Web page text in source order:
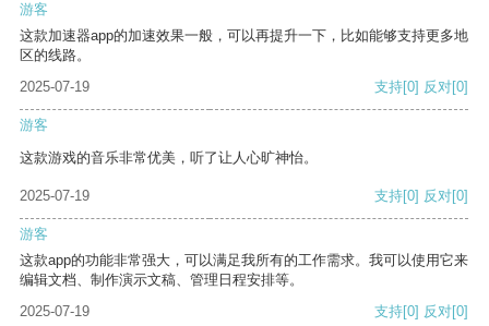
游客
这款加速器app的加速效果一般，可以再提升一下，比如能够支持更多地
区的线路。
2025-07-19
支持[0] 反对[0]
游客
这款游戏的音乐非常优美，听了让人心旷神怡。
2025-07-19 支持[0] 反对[0]
游客
这款app的功能非常强大，可以满足我所有的工作需求。我可以使用它来
编辑文档、制作演示文稿、管理日程安排等。
2025-07-19
支持[0] 反对[0]